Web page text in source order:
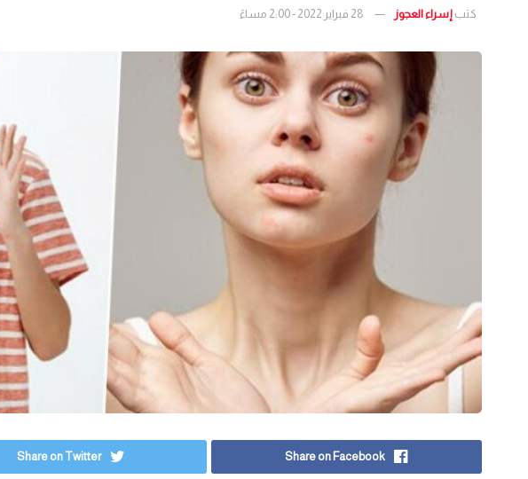
كتب إسراء العجوز 28 فبراير 2022 - 2:00 مساءً
Share on Facebook
Share on Twitter